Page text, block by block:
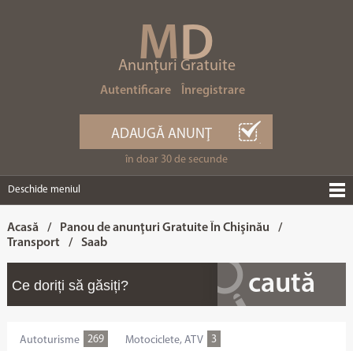
MD
Anunţuri Gratuite
Autentificare Înregistrare
ADAUGĂ ANUNŢ
în doar 30 de secunde
Deschide meniul
Acasă / Panou de anunţuri Gratuite În Chişinău
/
Transport
/ Saab
Autoturisme 269 Motociclete, ATV 3